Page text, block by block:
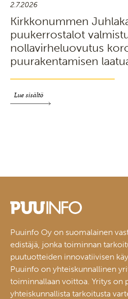
2.7.2026
Kirkkonummen
puukerrostalot
nollavirheluovutus
puurakentamisen
Lue sisältö
Puuinfo Oy on suomalainen
edistäjä, jonka toiminnan
puutuotteiden innovatiivisen
Puuinfo on yhteiskunnallinen
toiminnallaan voittoa. Yritys on
yhteiskunnallista tarkoitusta